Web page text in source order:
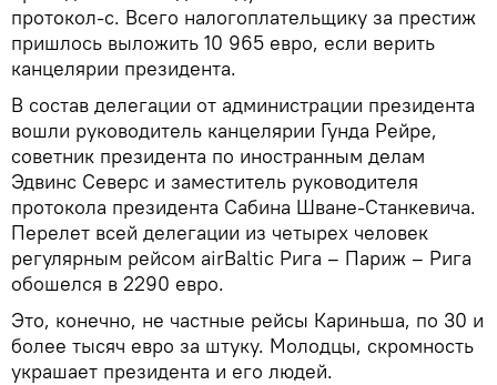
протокол-с. Всего налогоплательщику за престиж
пришлось выложить 10 965 евро, если верить
канцелярии президента.
В состав делегации от администрации президента
вошли руководитель канцелярии Гунда Рейре,
советник президента по иностранным делам
Эдвинс Северс и заместитель руководителя
протокола президента Сабина Шване-Станкевича.
Перелет всей делегации из четырех человек
регулярным рейсом airBaltic Рига – Париж – Рига
обошелся в 2290 евро.
Это, конечно, не частные рейсы Кариньша, по 30 и
более тысяч евро за штуку. Молодцы, скромность
украшает президента и его людей.